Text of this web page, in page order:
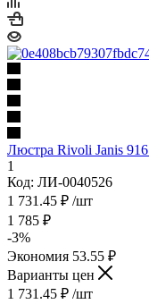
Люстра Rivoli Janis
1
Код: ЛИ-0040526
1 731.45 ₽ /шт
1 785 ₽
-3%
Экономия 53.55 ₽
Варианты цен
1 731.45 ₽ /шт